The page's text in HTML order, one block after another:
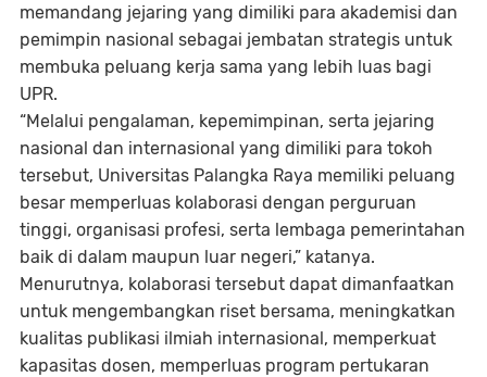
memandang jejaring yang dimiliki para akademisi dan
pemimpin nasional sebagai jembatan strategis untuk
membuka peluang kerja sama yang lebih luas bagi
UPR.
“Melalui pengalaman, kepemimpinan, serta jejaring
nasional dan internasional yang dimiliki para tokoh
tersebut, Universitas Palangka Raya memiliki peluang
besar memperluas kolaborasi dengan perguruan
tinggi, organisasi profesi, serta lembaga pemerintahan
baik di dalam maupun luar negeri,” katanya.
Menurutnya, kolaborasi tersebut dapat dimanfaatkan
untuk mengembangkan riset bersama, meningkatkan
kualitas publikasi ilmiah internasional, memperkuat
kapasitas dosen, memperluas program pertukaran